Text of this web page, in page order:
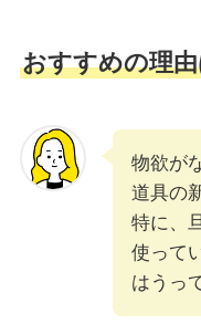
おすすめの理
物欲が
道具の
特に、
使って
はうっ